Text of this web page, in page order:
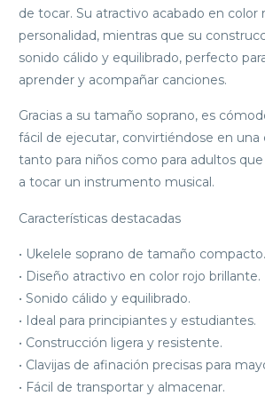
de tocar. Su atractivo acabado en color
personalidad, mientras que su
sonido cálido y equilibrado, perfecto
aprender y acompañar canciones.
Gracias a su tamaño soprano, es
fácil de ejecutar, convirtiéndose en
tanto para niños como para adultos
a tocar un instrumento musical.
Características destacadas
• Ukelele soprano de tamaño compacto.
• Diseño atractivo en color rojo brillante.
• Sonido cálido y equilibrado.
• Ideal para principiantes y estudiantes.
• Construcción ligera y resistente.
• Clavijas de afinación precisas para
• Fácil de transportar y almacenar.